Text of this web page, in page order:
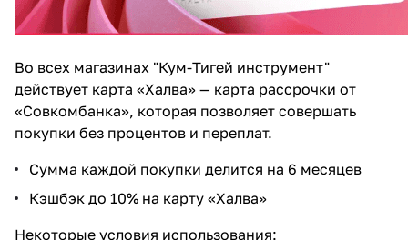
Во всех магазинах "Кум-Тигей инструмент"
действует карта «Халва» — карта рассрочки от
«Совкомбанка», которая позволяет совершать
покупки без процентов и переплат.
Сумма каждой покупки делится на 6 месяцев
Кэшбэк до 10% на карту «Халва»
Некоторые условия использования: